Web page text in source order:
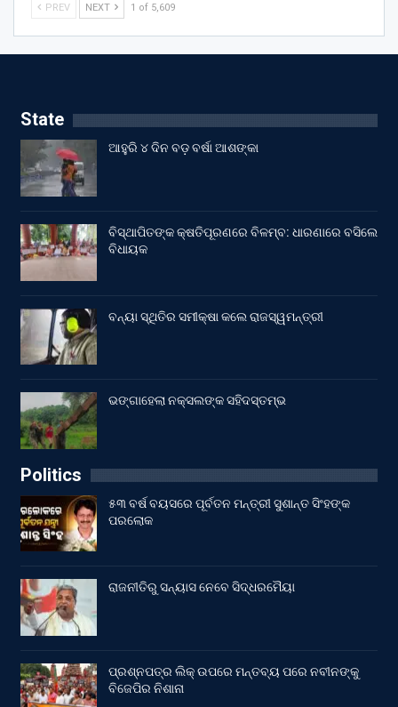
PREV NEXT 1 of 5,609
State
ଆହୁରି ୪ ଦିନ ବଡ଼ ବର୍ଷା ଆଶଙ୍କା
ବିସ୍ଥାପିତଙ୍କ କ୍ଷତିପୂରଣରେ ବିଳମ୍ବ: ଧାରଣାରେ ବସିଲେ
ବିଧାୟକ
ବନ୍ୟା ସ୍ଥିତିର ସମୀକ୍ଷା କଲେ ରାଜସ୍ୱମନ୍ତ୍ରୀ
ଭଙ୍ଗାହେଲା ନକ୍ସଲଙ୍କ ସହିଦସ୍ତମ୍ଭ
Politics
୫୩ ବର୍ଷ ବୟସରେ ପୂର୍ବତନ ମନ୍ତ୍ରୀ ସୁଶାନ୍ତ ସିଂହଙ୍କ
ପରଲୋକ
ରାଜନୀତିରୁ ସନ୍ୟାସ ନେବେ ସିଦ୍ଧରମୈୟା
ପ୍ରଶ୍ନପତ୍ର ଲିକ୍ ଉପରେ ମନ୍ତବ୍ୟ ପରେ ନବୀନଙ୍କୁ
ବିଜେପିର ନିଶାନା